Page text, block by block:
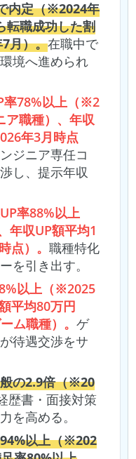
内定（※2024年
転職成功した割
月）。在職中で
境へ進められ
率78%以上（※2
ア職種）、年収
年3月時点
ジニア専任コ
し、提示年収
率88%以上
年収UP額平均1
点）。職種特化
を引き出す。
以上（※2025
平均80万円
ム職種）。ゲ
待遇交渉をサ
の2.9倍（※20
歴書・面接対策
を高める。
以上（※202